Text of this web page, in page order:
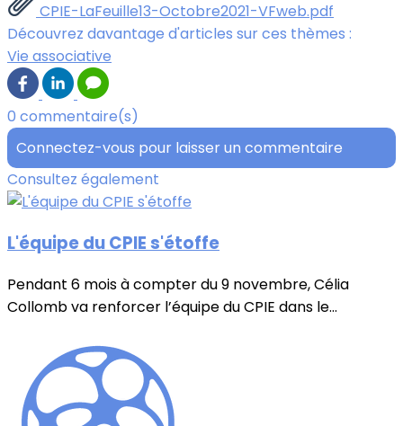
CPIE-LaFeuille13-Octobre2021-VFweb.pdf
Découvrez davantage d'articles sur ces thèmes :
Vie associative
0 commentaire(s)
Connectez-vous pour laisser un commentaire
Consultez également
L'équipe du CPIE s'étoffe
Pendant 6 mois à compter du 9 novembre, Célia
Collomb va renforcer l’équipe du CPIE dans le...